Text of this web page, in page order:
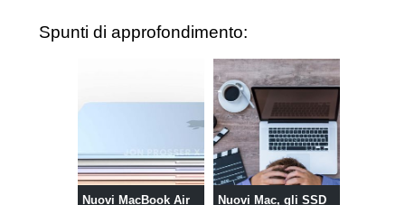
Spunti di approfondimento:
Nuovi MacBook Air Nuovi Mac, gli SSD